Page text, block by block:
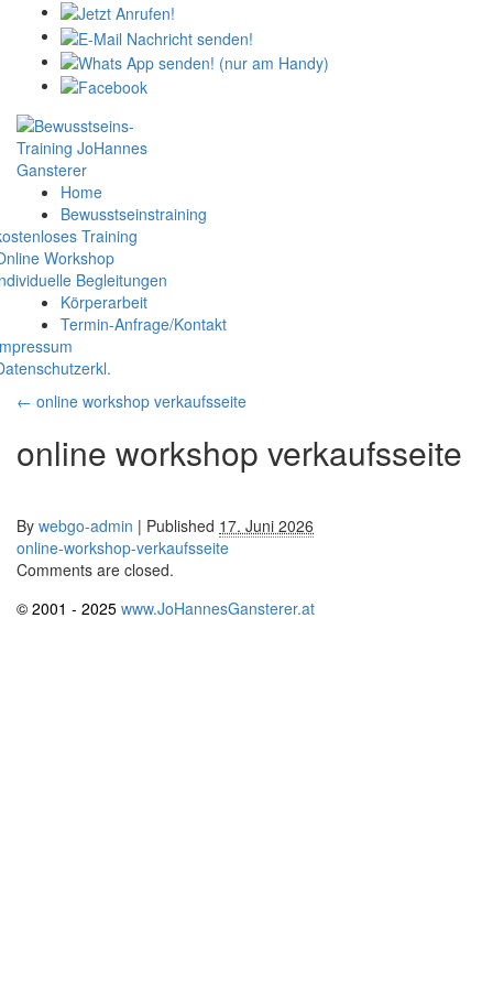
Home
Bewusstseinstraining
Training
Workshop
Begleitungen
Körperarbeit
Termin-Anfrage/Kontakt
← online workshop verkaufsseite
online workshop verkaufsseite
By webgo-admin | Published 17. Juni 2026
online-workshop-verkaufsseite
Comments are closed.
© 2001 - 2025 www.JoHannesGansterer.at